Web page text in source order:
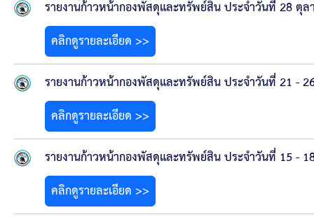
เปลี่ยนแปลงประกาศผู้ชนะ
เปลี่ยนแปลงประกาศเชิญชวน
ประกาศขายทอดตลาดทรัพย์สินประจำปี
ประกาศกำหนดอายุการใช้งานของสินทรัพย์ขององ
คู่มือการปฏิบัติงานฝ่ายทะเบียนพัสดุและทรัพย์สิน
รายงานก้าวหน้ากองพัสดุและทรัพย์สิน ประจำวันที่ 28 ตุ
คลิกดูรายละเอียด >>
รายงานก้าวหน้ากองพัสดุและทรัพย์สิน ประจำวันที่ 21 -
คลิกดูรายละเอียด >>
รายงานก้าวหน้ากองพัสดุและทรัพย์สิน ประจำวันที่ 15 -
คลิกดูรายละเอียด >>